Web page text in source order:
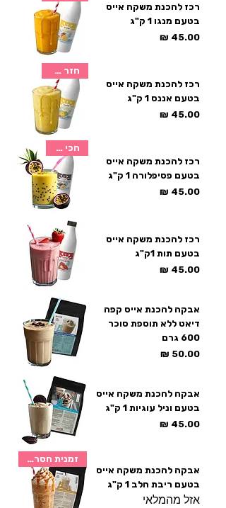
רכז להכנת משקה אייס
בטעם מנגו 1 ק"ג
מחיר‏45.00 ‏₪
חזר למלאי
רכז להכנת משקה אייס
בטעם אננס 1 ק"ג
מחיר‏45.00 ‏₪
הכי נמכר
רכז להכנת משקה אייס
בטעם פסיפלורה 1 ק"ג
מחיר‏45.00 ‏₪
רכז להכנת משקה אייס
בטעם תות 1ק"ג
מחיר‏45.00 ‏₪
אבקה להכנת אייס קפה
דיאט ללא תוספת סוכר
600 גרם
מחיר‏50.00 ‏₪
אבקה להכנת משקה אייס
בטעם וניל עוגיות 1 ק"ג
מחיר‏45.00 ‏₪
זמנית חסר במלאי
אבקה להכנת משקה אייס
בטעם ריבת חלב 1 ק"ג
אזל מהמלאי